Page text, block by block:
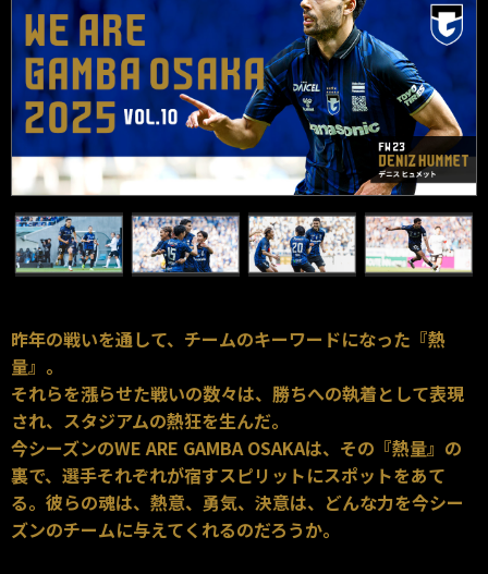
昨年の戦いを通して、チームのキーワードになった『熱
量』。
それらを漲らせた戦いの数々は、勝ちへの執着として表現
され、スタジアムの熱狂を生んだ。
今シーズンのWE ARE GAMBA OSAKAは、その『熱量』の
裏で、選手それぞれが宿すスピリットにスポットをあて
る。彼らの魂は、熱意、勇気、決意は、どんな力を今シー
ズンのチームに与えてくれるのだろうか。